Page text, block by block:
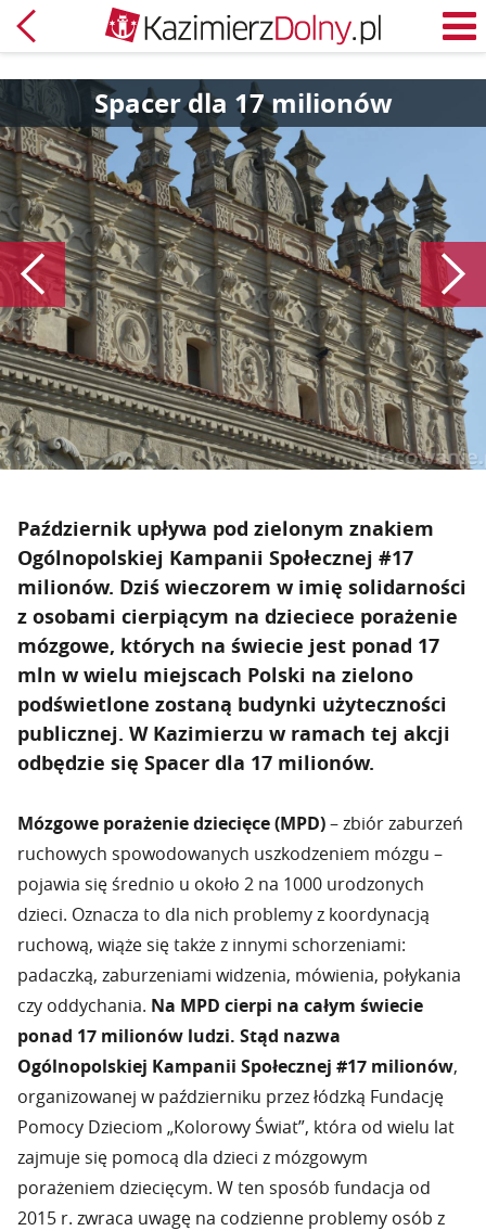
Powrót
Spacer dla 17 milionów
Poprzedni
Październik upływa pod zielonym znakiem
Ogólnopolskiej Kampanii Społecznej #17
milionów. Dziś wieczorem w imię solidarności
z osobami cierpiącym na dzieciece porażenie
mózgowe, których na świecie jest ponad 17
mln w wielu miejscach Polski na zielono
podświetlone zostaną budynki użyteczności
publicznej. W Kazimierzu w ramach tej akcji
odbędzie się Spacer dla 17 milionów.
Mózgowe porażenie dziecięce (MPD)– zbiór zaburzeń
ruchowych spowodowanych uszkodzeniem mózgu –
pojawia się średnio u około 2 na 1000 urodzonych
dzieci. Oznacza to dla nich problemy z koordynacją
ruchową, wiąże się także z innymi schorzeniami:
padaczką, zaburzeniami widzenia, mówienia, połykania
czy oddychania. Na MPD cierpi na całym świecie
ponad 17 milionów ludzi. Stąd nazwa
Ogólnopolskiej Kampanii Społecznej #17 milionów,
organizowanej w październiku przez łódzką Fundację
Pomocy Dzieciom „Kolorowy Świat”, która od wielu lat
zajmuje się pomocą dla dzieci z mózgowym
porażeniem dziecięcym. W ten sposób fundacja od
2015 r. zwraca uwagę na codzienne problemy osób z